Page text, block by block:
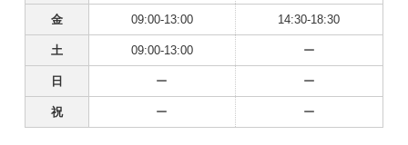
金 09:00-13:00 14:30-18:30
土 09:00-13:00 ー
日 ー ー
祝 ー ー